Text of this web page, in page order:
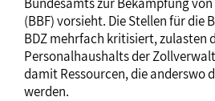
(BBF) vorsieht. Die Stellen für die
BDZ mehrfach kritisiert, zulasten
Personalhaushalts der
damit Ressourcen, die anderswo
werden.